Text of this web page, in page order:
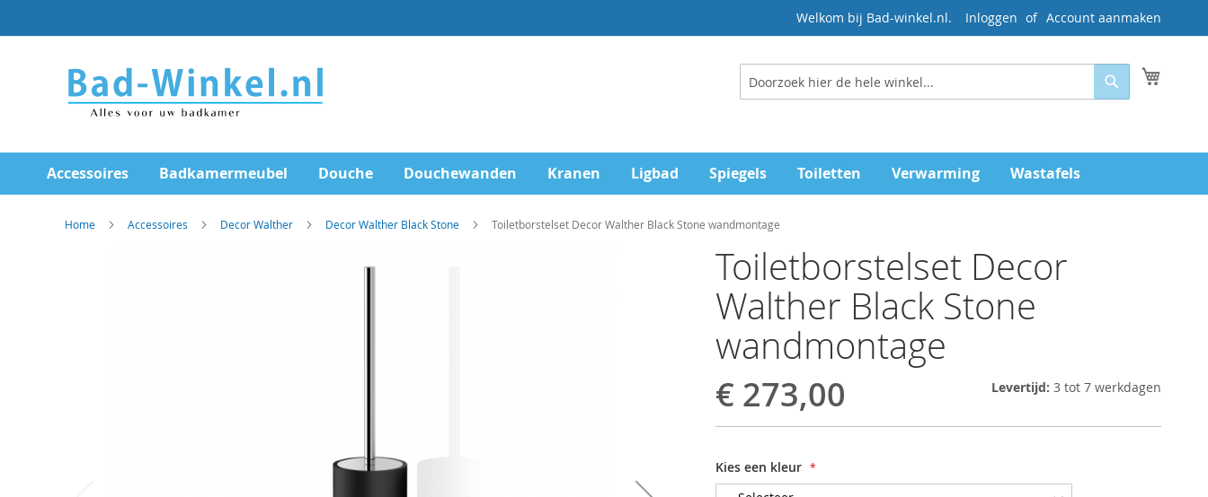
direct
naar
inhoud
Welkom bij Bad-winkel.nl. Inloggen Account aanmaken
Zoeken
Zoeken
Accessoires Badkamermeubel Douche Douchewanden Kranen Ligbad Spiegels Toiletten Verwarming Wastafels
Home Accessoires Decor Walther Decor Walther Black Stone Toiletborstelset Decor Walther Black Stone wandmontage
Toiletborstelset Decor
Walther Black Stone
wandmontage
€ 273,00 Levertijd: 3 tot 7 werkdagen
Kies een kleur